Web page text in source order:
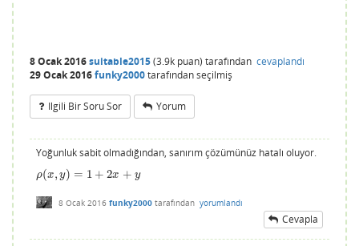
8 Ocak 2016suitable2015(3.9k puan) tarafından cevaplandı
29 Ocak 2016funky2000tarafındanseçilmiş
Ilgili Bir Soru Sor Yorum
Yoğunluk sabit olmadığından, sanırım çözümünüz hatalı oluyor.
ρ(x, y) = 1 + 2x + y
ρ(x,y)=1 +2 + y
8 Ocak 2016 funky2000 tarafından yorumlandı
Cevapla